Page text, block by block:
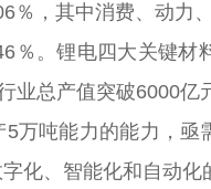
％，其中消费、动力
％。锂电四大关键
业总产值突破6000亿
吨能力的能力，亟
化、智能化和自动化